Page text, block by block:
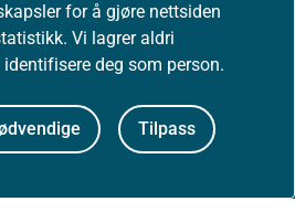
for å gjøre nettsiden
Vi lagrer aldri
deg som person.
Tilpass